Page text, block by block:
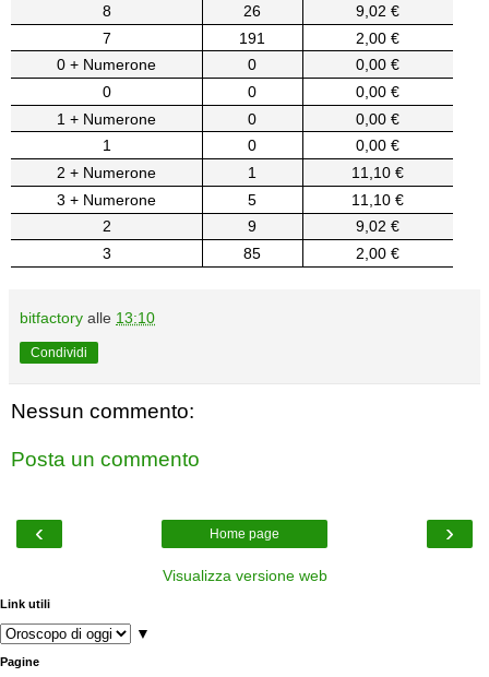
8
26
9,02 €
7
191
2,00 €
0 + Numerone
0
0,00 €
0
0
0,00 €
1 + Numerone
0
0,00 €
1
0
0,00 €
2 + Numerone
1
11,10 €
3 + Numerone
5
11,10 €
2
9
9,02 €
3
85 2,00 €
bitfactory alle 13:10
Condividi
Nessun commento:
Posta un commento
‹ ›
Home page
Visualizza versione web
Link utili
▼
Pagine